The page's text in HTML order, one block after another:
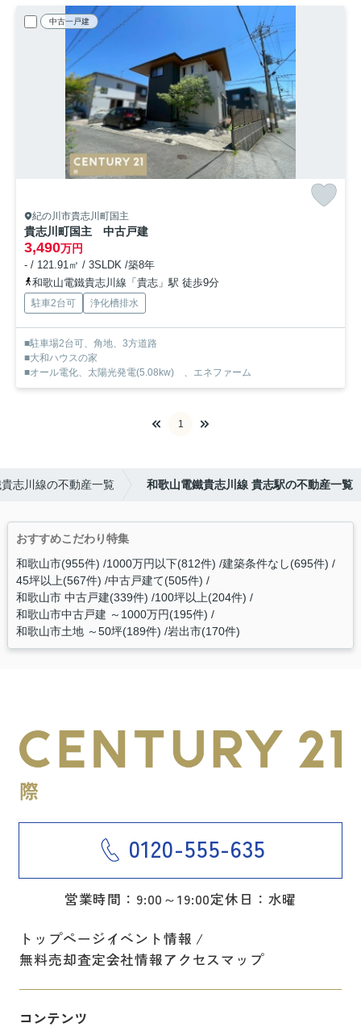
中古一戸建
紀の川市貴志川町国主
貴志川町国主 中古戸建
3,490万円
- / 121.91㎡ / 3SLDK /築8年
和歌山電鐵貴志川線「貴志」駅 徒歩9分
駐車2台可 浄化槽排水
■駐車場2台可、角地、3方道路
■大和ハウスの家
■オール電化、太陽光発電(5.08kw) 、エネファーム
1
志川線の不動産一覧 和歌山電鐵貴志川線 貴志駅の不動産一覧
おすすめこだわり特集
和歌山市(955件) 1000万円以下(812件) 建築条件なし(695件)
45坪以上(567件) 中古戸建て(505件)
和歌山市 中古戸建(339件) 100坪以上(204件)
和歌山市中古戸建 ～1000万円(195件)
和歌山市土地 ～50坪(189件) 岩出市(170件)
0120-555-635
営業時間：9:00～19:00定休日：水曜
トップページイベント情報
無料売却査定会社情報アクセスマップ
コンテンツ